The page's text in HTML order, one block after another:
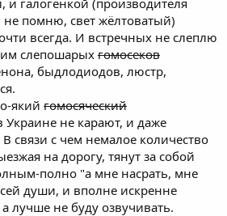
и галогенкой (производителя
помню, свет жёлтоватый)
всегда. И встречных не слеплю
слепошарых гомосеков
быдлодиодов, люстр,
який гомосяческий
Украине не карают, и даже
связи с чем немалое количество
на дорогу, тянут за собой
полно "а мне насрать, мне
души, и вполне искренне
лучше не буду озвучивать.